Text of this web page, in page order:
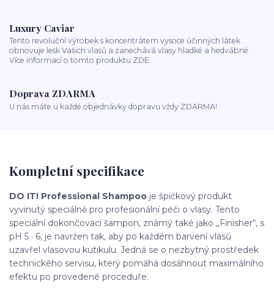
Luxury Caviar
Tento revoluční výrobek s koncentrátem vysoce účinných látek
obnovuje lesk Vašich vlasů a zanechává vlasy hladké a hedvábné.
Více informací o tomto produktu ZDE.
Doprava ZDARMA
U nás máte u každé objednávky dopravu vždy ZDARMA!
Kompletní specifikace
DO IT! Professional Shampoo je špičkový produkt
vyvinutý speciálně pro profesionální péči o vlasy. Tento
speciální dokončovací šampon, známý také jako „Finisher“, s
pH 5 · 6, je navržen tak, aby po každém barvení vlasů
uzavřel vlasovou kutikulu. Jedná se o nezbytný prostředek
technického servisu, který pomáhá dosáhnout maximálního
efektu po provedené proceduře.